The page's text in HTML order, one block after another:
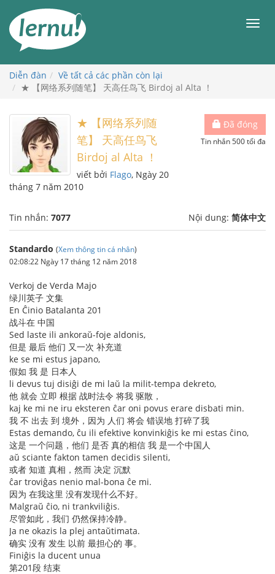
đến
phần
dung
Diễn đàn
Về tất cả các phần còn lại
★ 【网络系列随笔】 天高任鸟飞 Birdoj al Alta ！
Đã đóng
Tin nhắn 500 tối đa
★ 【网络系列随
笔】 天高任鸟飞
Birdoj al Alta ！
viết bởi Flago, Ngày 20
tháng 7 năm 2010
Tin nhắn: 7077 Nội dung: 简体中文
Standardo (Xem thông tin cá nhân)
02:08:22 Ngày 17 tháng 12 năm 2018
Verkoj de Verda Majo
绿川英子 文集
En Ĉinio Batalanta 201
战斗在 中国
Sed laste ili ankoraŭ-foje aldonis,
但是 最后 他们 又一次 补充道
ke se mi estus japano,
假如 我 是 日本人
li devus tuj disiĝi de mi laŭ la milit-tempa dekreto,
他 就会 立即 根据 战时法令 将我 驱散，
kaj ke mi ne iru eksteren ĉar oni povus erare disbati min.
我 不 出去 到 境外，因为 人们 将会 错误地 打碎了我
Estas demando, ĉu ili efektive konvinkiĝis ke mi estas ĉino,
这是 一个问题，他们 是否 真的相信 我 是一个中国人
aŭ sciante fakton tamen decidis silenti,
或者 知道 真相，然而 决定 沉默
ĉar troviĝas nenio mal-bona ĉe mi.
因为 在我这里 没有发现什么不好。
Malgraŭ ĉio, ni trankviliĝis.
尽管如此，我们 仍然保持冷静。
Ja ne okazis la plej antaŭtimata.
确实 没有 发生 以前 最担心的 事。
Finiĝis la ducent unua
第201段 结束